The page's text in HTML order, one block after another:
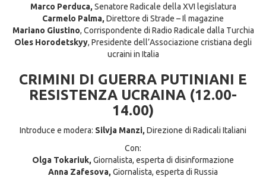
Marco Perduca, Senatore Radicale della XVI legislatura
Carmelo Palma, Direttore di Strade – Il magazine
Mariano Giustino, Corrispondente di Radio Radicale dalla Turchia
Oles Horodetskyy, Presidente dell’Associazione cristiana degli
ucraini in Italia
CRIMINI DI GUERRA PUTINIANI E
RESISTENZA UCRAINA (12.00-
14.00)
Introduce e modera: Silvja Manzi, Direzione di Radicali Italiani
Con:
Olga Tokariuk, Giornalista, esperta di disinformazione
Anna Zafesova, Giornalista, esperta di Russia